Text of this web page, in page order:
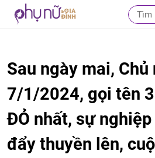
Sau ngày mai, Chủ
7/1/2024, gọi tên
ĐỎ nhất, sự
đẩy thuyền lên,